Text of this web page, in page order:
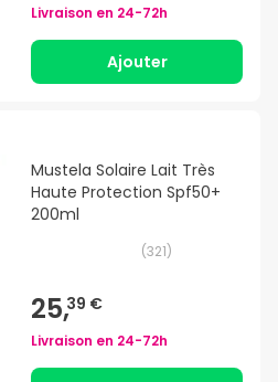
Livraison en 24-72h
Ajouter
Mustela Solaire Lait Très
Haute Protection Spf50+
200ml
(321)
25,39 €
Livraison en 24-72h